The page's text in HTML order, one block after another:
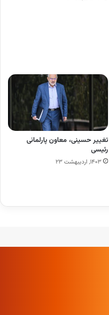
تغییر حسینی، معاون پارلمانی
رئیسی
۱۴۰۳, اردیبهشت ۲۳